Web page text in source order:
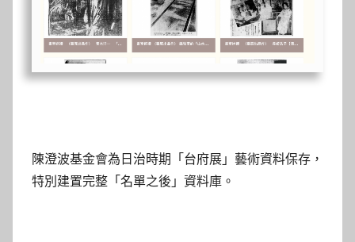
陳澄波基金會為日治時期「台府展」藝術資料保存，
特別建置完整「名單之後」資料庫。